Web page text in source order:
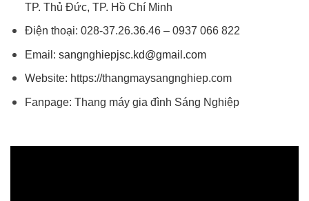
TP. Thủ Đức, TP. Hồ Chí Minh
Điện thoại: 028-37.26.36.46 – 0937 066 822
Email: sangnghiepjsc.kd@gmail.com
Website: https://thangmaysangnghiep.com
Fanpage: Thang máy gia đình Sáng Nghiệp